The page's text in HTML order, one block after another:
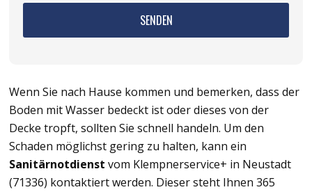
Wenn Sie nach Hause kommen und bemerken, dass der
Boden mit Wasser bedeckt ist oder dieses von der
Decke tropft, sollten Sie schnell handeln. Um den
Schaden möglichst gering zu halten, kann ein
Sanitärnotdienst vom Klempnerservice+ in Neustadt
(71336) kontaktiert werden. Dieser steht Ihnen 365